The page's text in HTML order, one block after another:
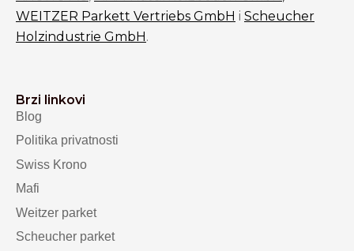
WEITZER Parkett Vertriebs GmbH i Scheucher
Holzindustrie GmbH.
Brzi linkovi
Blog
Politika privatnosti
Swiss Krono
Mafi
Weitzer parket
Scheucher parket